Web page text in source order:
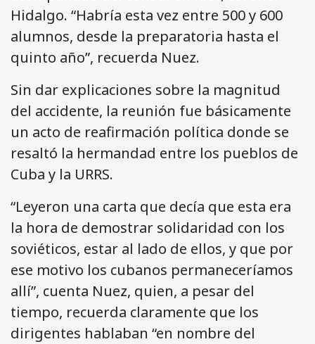
Hidalgo. “Habría esta vez entre 500 y 600
alumnos, desde la preparatoria hasta el
quinto año”, recuerda Nuez.
Sin dar explicaciones sobre la magnitud
del accidente, la reunión fue básicamente
un acto de reafirmación política donde se
resaltó la hermandad entre los pueblos de
Cuba y la URRS.
“Leyeron una carta que decía que esta era
la hora de demostrar solidaridad con los
soviéticos, estar al lado de ellos, y que por
ese motivo los cubanos permaneceríamos
allí”, cuenta Nuez, quien, a pesar del
tiempo, recuerda claramente que los
dirigentes hablaban “en nombre del